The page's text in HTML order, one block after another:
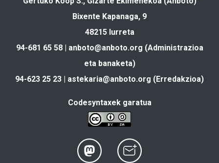
Bixente Kapanaga, 9
48215 Iurreta
94-681 65 58 | anboto@anboto.org (Administrazioa
eta banaketa)
94-623 25 23 | astekaria@anboto.org (Erredakzioa)
Codesyntaxek garatua